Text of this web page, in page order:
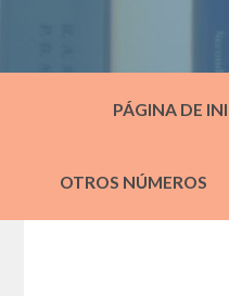
PÁGINA DE
OTROS NÚMEROS